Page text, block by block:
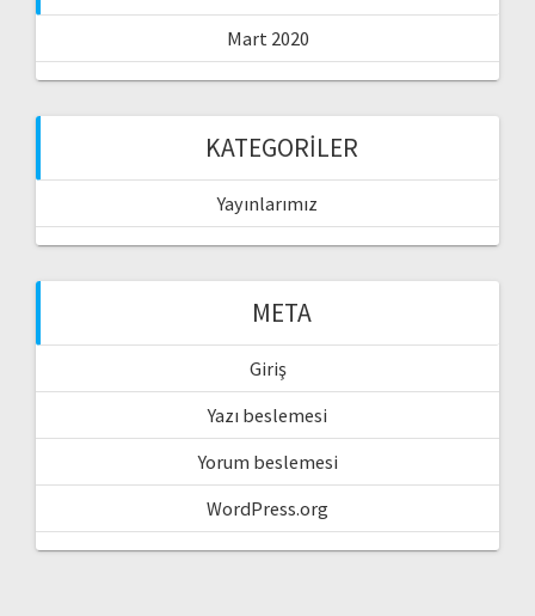
Mart 2020
KATEGORILER
Yayınlarımız
META
Giriş
Yazı beslemesi
Yorum beslemesi
WordPress.org